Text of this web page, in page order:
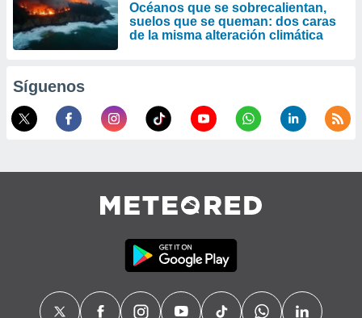
Océanos que se sobrecalientan,
suelos que se queman: dos caras
de la misma alteración climática
Síguenos